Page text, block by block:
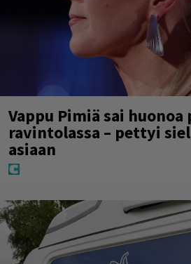
Vappu Pimiä sai huonoa
ravintolassa – pettyi
asiaan